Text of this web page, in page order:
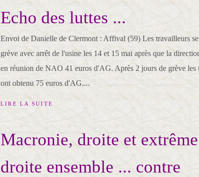
Echo des luttes ...
Envoi de Danielle de Clermont : Affival (59) Les travailleurs se
grève avec arrêt de l'usine les 14 et 15 mai après que la
en réunion de NAO 41 euros d'AG. Après 2 jours de grève les
ont obtenu 75 euros d'AG....
LIRE LA SUITE
Macronie, droite et extrême
droite ensemble ... contre